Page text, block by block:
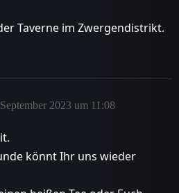
Taverne im Zwergendistrikt.
2023 um 11:08
könnt Ihr uns wieder